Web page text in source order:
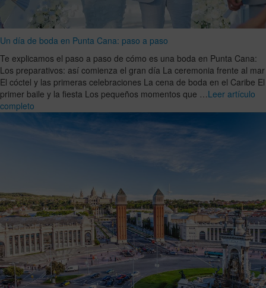
Un día de boda en Punta Cana: paso a paso
Te explicamos el paso a paso de cómo es una boda en Punta Cana:
Los preparativos: así comienza el gran día La ceremonia frente al mar
El cóctel y las primeras celebraciones La cena de boda en el Caribe El
primer baile y la fiesta Los pequeños momentos que …Leer artículo
completo